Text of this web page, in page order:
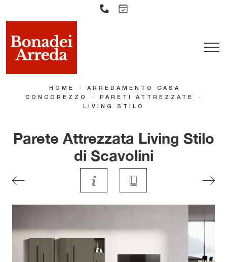
HOME -
ARREDAMENTO CASA
CONCOREZZO
- PARETI ATTREZZATE -
LIVING STILO
Parete Attrezzata Living Stilo
di Scavolini